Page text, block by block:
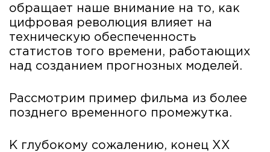
обращает наше внимание на то, как
цифровая революция влияет на
техническую обеспеченность
статистов того времени, работающих
над созданием прогнозных моделей.
Рассмотрим пример фильма из более
позднего временного промежутка.
К глубокому сожалению, конец XX